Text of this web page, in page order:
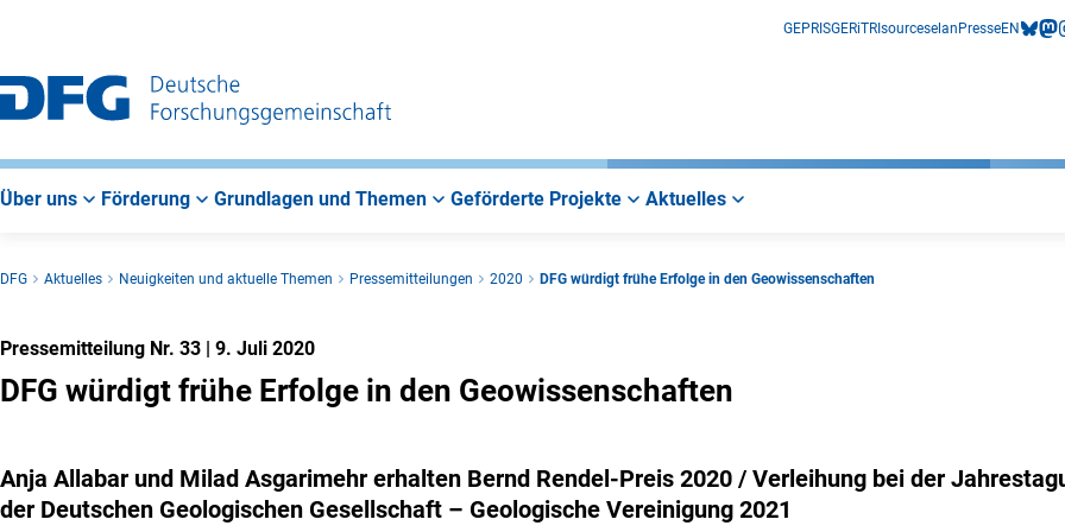
GEPRISGERiTRIsourceselan PresseEN
Über uns Förderung Grundlagen und Themen Geförderte Projekte Aktuelles
DFG Aktuelles Neuigkeiten und aktuelle Themen Pressemitteilungen 2020 DFG würdigt frühe Erfolge in den Geowissenschaften
Pressemitteilung Nr. 33 | 9. Juli 2020
DFG würdigt frühe Erfolge in den Geowissenschaften
Anja Allabar und Milad Asgarimehr erhalten Bernd Rendel-Preis 2020 / Verleihung bei der
der Deutschen Geologischen Gesellschaft – Geologische Vereinigung 2021